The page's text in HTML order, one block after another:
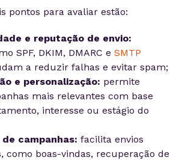
pontos para avaliar estão:
e reputação de envio:
SPF, DKIM, DMARC e SMTP
a reduzir falhas e evitar spam;
e personalização: permite
mais relevantes com base
interesse ou estágio do
campanhas: facilita envios
como boas-vindas, recuperação de